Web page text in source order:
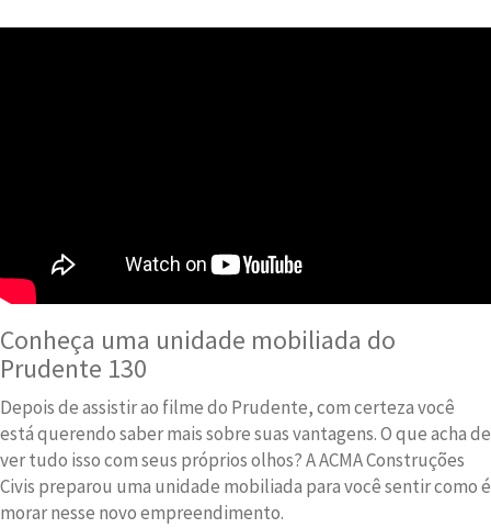
Conheça uma unidade mobiliada do
Prudente 130
Depois de assistir ao filme do Prudente, com certeza você
está querendo saber mais sobre suas vantagens. O que acha de
ver tudo isso com seus próprios olhos? A ACMA Construções
Civis preparou uma unidade mobiliada para você sentir como é
morar nesse novo empreendimento.